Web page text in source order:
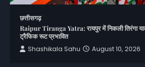
छत्तीसगढ़
Raipur Tiranga Yatra: रायपुर में निकली तिरंगा
ट्रैफिक रूट प्रभावित
Shashikala Sahu
August 10, 2026